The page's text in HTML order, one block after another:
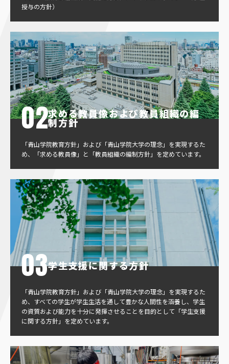
授与の方針）
求める教員像および教員組織の編
制方針
「青山学院教育方針」および「青山学院大学の理念」を実現するた
め、「求める教員像」と「教員組織の編制方針」を定めています。
学生支援に関する方針
「青山学院教育方針」および「青山学院大学の理念」を実現するた
め、すべての学生が学生生活を通して豊かな人間性を涵養し、学生
の資質および能力を十分に発揮させることを目的として「学生支援
に関する方針」を定めています。